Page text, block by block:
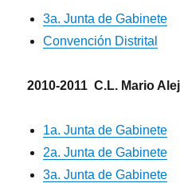
3a. Junta de Gabinete
Convención Distrital
2010-2011 C.L. Mario
1a. Junta de Gabinete
2a. Junta de Gabinete
3a. Junta de Gabinete